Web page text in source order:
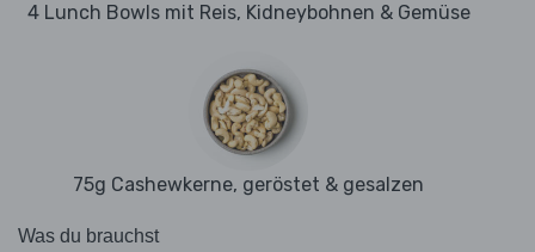
4 Lunch Bowls mit Reis, Kidneybohnen & Gemüse
75g Cashewkerne, geröstet & gesalzen
Was du brauchst